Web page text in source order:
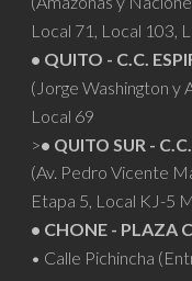
Local 71, Local 103,
• QUITO - C.C.
(Jorge Washington y
Local 69
>• QUITO SUR -
(Av. Pedro Vicente
Etapa 5, Local KJ-5
• CHONE - PLAZA
• Calle Pichincha